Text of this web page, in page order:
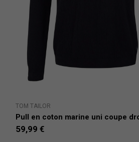
TOM TAILOR
Pull en coton marine uni coupe
59,99 €